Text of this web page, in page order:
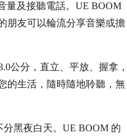
量及接聽電話。UE BOOM
朋友可以輪流分享音樂或擔
公分，直立、平放、握拿，
的生活，隨時隨地聆聽，無
黑夜白天。UE BOOM 的